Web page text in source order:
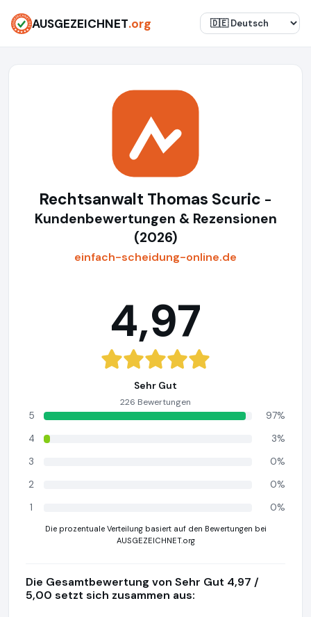
AUSGEZEICHNET.org
Rechtsanwalt Thomas Scuric -
Kundenbewertungen & Rezensionen
(2026)
einfach-scheidung-online.de
4,97
Sehr Gut
226 Bewertungen
5
97%
4
3%
3
0%
2
0%
1
0%
Die prozentuale Verteilung basiert auf den Bewertungen bei
AUSGEZEICHNET.org
Die Gesamtbewertung von Sehr Gut 4,97 /
5,00 setzt sich zusammen aus: